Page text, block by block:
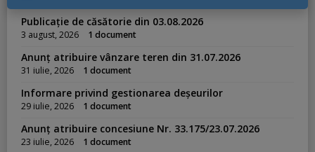
Publicație de căsătorie din 03.08.2026
3 august, 2026 1 document
Anunț atribuire vânzare teren din 31.07.2026
31 iulie, 2026 1 document
Informare privind gestionarea deșeurilor
29 iulie, 2026 1 document
Anunț atribuire concesiune Nr. 33.175/23.07.2026
23 iulie, 2026 1 document